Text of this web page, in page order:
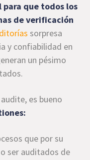
que todos los
de verificación
sorpresa
y confiabilidad en
un pésimo
es bueno
que por su
ser auditados de